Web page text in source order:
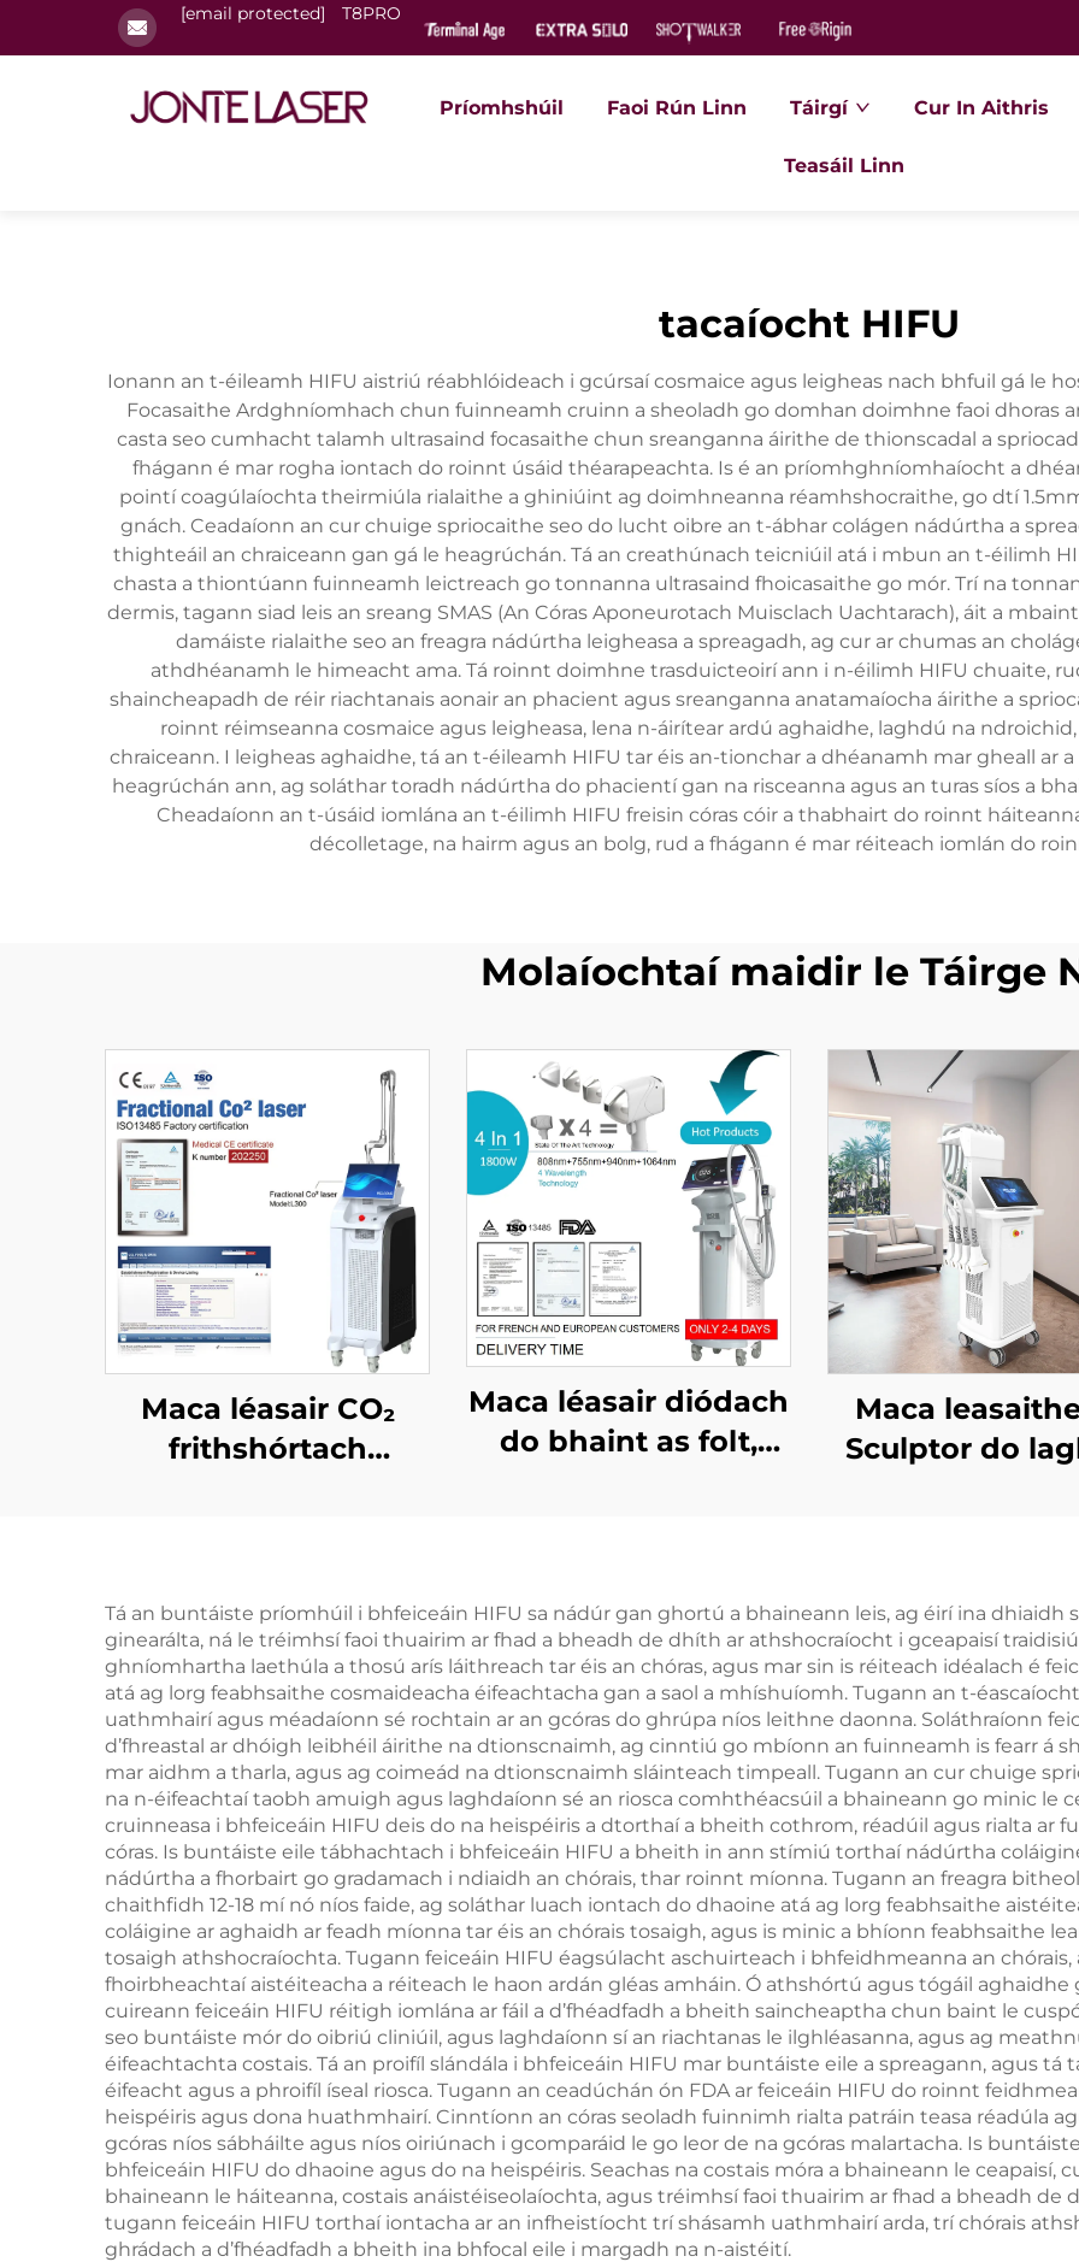
[email protected] T8PRO
Príomhshúil Faoi Rún Linn Táirgí Cur In Aithris
Teasáil Linn
tacaíocht HIFU
Ionann an t-éileamh HIFU aistriú réabhlóideach i gcúrsaí cosmaice agus leigheas nach bhfuil gá le
Focasaithe Ardghníomhach chun fuinneamh cruinn a sheoladh go domhan doimhne faoi dhoras
casta seo cumhacht talamh ultrasaind focasaithe chun sreanganna áirithe de thionscadal a
fhágann é mar rogha iontach do roinnt úsáid théarapeachta. Is é an príomhghníomhaíocht a
pointí coagúlaíochta theirmiúla rialaithe a ghiniúint ag doimhneanna réamhshocraithe, go dtí
gnách. Ceadaíonn an cur chuige spriocaithe seo do lucht oibre an t-ábhar colágen nádúrtha a
thighteáil an chraiceann gan gá le heagrúchán. Tá an creathúnach teicniúil atá i mbun an t-éilimh
chasta a thiontúann fuinneamh leictreach go tonnanna ultrasaind fhoicasaithe go mór. Trí na
dermis, tagann siad leis an sreang SMAS (An Córas Aponeurotach Muisclach Uachtarach), áit a
damáiste rialaithe seo an freagra nádúrtha leigheasa a spreagadh, ag cur ar chumas an
athdhéanamh le himeacht ama. Tá roinnt doimhne trasduicteoirí ann i n-éilimh HIFU chuaite,
shaincheapadh de réir riachtanais aonair an phacient agus sreanganna anatamaíocha áirithe a
roinnt réimseanna cosmaice agus leigheasa, lena n-áirítear ardú aghaidhe, laghdú na
chraiceann. I leigheas aghaidhe, tá an t-éileamh HIFU tar éis an-tionchar a dhéanamh mar gheall ar
heagrúchán ann, ag soláthar toradh nádúrtha do phacientí gan na risceanna agus an turas síos a
Cheadaíonn an t-úsáid iomlána an t-éilimh HIFU freisin córas cóir a thabhairt do roinnt
décolletage, na hairm agus an bolg, rud a fhágann é mar réiteach iomlán do
Molaíochtaí maidir le Táirge
Maca léasair CO₂
frithshórtach
Maca léasair diódach
do bhaint as folt,
1200W, 1800W,
3000W, 4 i 1, le
spásanna in ionadú,
755 nm, 808 nm, 940
nm, 1064 nm
Maca
Sculptor do
chruthú an
agus do chur i
an bholgáin
Tá an buntáiste príomhúil i bhfeiceáin HIFU sa nádúr gan ghortú a bhaineann leis, ag éirí ina dhiaidh
ginearálta, ná le tréimhsí faoi thuairim ar fhad a bheadh de dhíth ar athshocraíocht i gceapaisí
ghníomhartha laethúla a thosú arís láithreach tar éis an chóras, agus mar sin is réiteach idéalach é
atá ag lorg feabhsaithe cosmaideacha éifeachtacha gan a saol a mhíshuíomh. Tugann an t-
uathmhairí agus méadaíonn sé rochtain ar an gcóras do ghrúpa níos leithne daonna. Soláthraíonn
d’fhreastal ar dhóigh leibhéil áirithe na dtionscnaimh, ag cinntiú go mbíonn an fuinneamh is fearr á
mar aidhm a tharla, agus ag coimeád na dtionscnaimh sláinteach timpeall. Tugann an cur chuige
na n-éifeachtaí taobh amuigh agus laghdaíonn sé an riosca comhthéacsúil a bhaineann go minic le
cruinneasa i bhfeiceáin HIFU deis do na heispéiris a dtorthaí a bheith cothrom, réadúil agus rialta ar
córas. Is buntáiste eile tábhachtach i bhfeiceáin HIFU a bheith in ann stímiú torthaí nádúrtha
nádúrtha a fhorbairt go gradamach i ndiaidh an chórais, thar roinnt míonna. Tugann an freagra
chaithfidh 12-18 mí nó níos faide, ag soláthar luach iontach do dhaoine atá ag lorg feabhsaithe
coláigine ar aghaidh ar feadh míonna tar éis an chórais tosaigh, agus is minic a bhíonn feabhsaithe
tosaigh athshocraíochta. Tugann feiceáin HIFU éagsúlacht aschuirteach i bhfeidhmeanna an
fhoirbheachtaí aistéiteacha a réiteach le haon ardán gléas amháin. Ó athshórtú agus tógáil
cuireann feiceáin HIFU réitigh iomlána ar fáil a d’fhéadfadh a bheith saincheaptha chun baint le
seo buntáiste mór do oibriú cliniúil, agus laghdaíonn sí an riachtanas le ilghléasanna, agus ag
éifeachtachta costais. Tá an proifíl slándála i bhfeiceáin HIFU mar buntáiste eile a spreagann, agus
éifeacht agus a phroifíl íseal riosca. Tugann an ceadúchán ón FDA ar feiceáin HIFU do roinnt
heispéiris agus dona huathmhairí. Cinntíonn an córas seoladh fuinnimh rialta patráin teasa réadúla
gcóras níos sábháilte agus níos oiriúnach i gcomparáid le go leor de na gcóras malartacha. Is
bhfeiceáin HIFU do dhaoine agus do na heispéiris. Seachas na costais móra a bhaineann le ceapaisí,
bhaineann le háiteanna, costais anáistéiseolaíochta, agus tréimhsí faoi thuairim ar fhad a bheadh de
tugann feiceáin HIFU torthaí iontacha ar an infheistíocht trí shásamh uathmhairí arda, trí chórais
ghrádach a d’fhéadfadh a bheith ina bhfocal eile i margadh na n-aistéití.